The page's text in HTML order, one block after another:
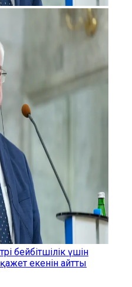
бейбітшілік үшін
екенін айтты